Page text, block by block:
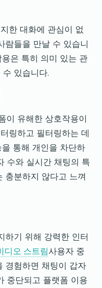
한 대화에 관심이 없
람들을 만날 수 있습니
은 특히 의미 있는 관
있습니다.
이 유해한 상호작용이
링하고 필터링하는 데
통해 개인을 차단하
수와 실시간 채팅의 특
충분하지 않다고 느껴
하기 위해 강력한 인터
디오 스트림사용자 중
경험하면 채팅이 갑자
중단되고 플랫폼 이용